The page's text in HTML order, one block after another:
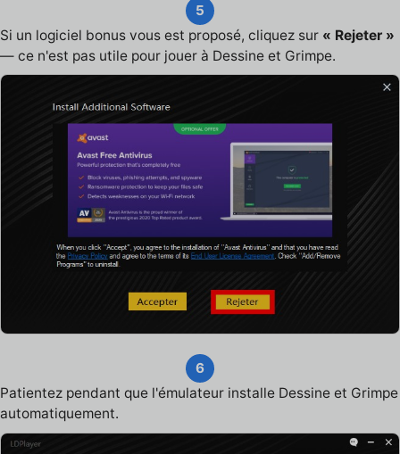
5
Si un logiciel bonus vous est proposé, cliquez sur « Rejeter »
— ce n'est pas utile pour jouer à Dessine et Grimpe.
6
Patientez pendant que l'émulateur installe Dessine et Grimpe
automatiquement.